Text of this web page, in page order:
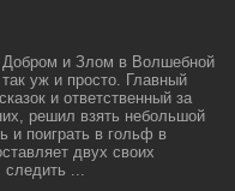
Добром и Злом в Волшебной
уж и просто. Главный
и ответственный за
решил взять небольшой
и поиграть в гольф в
двух своих
...